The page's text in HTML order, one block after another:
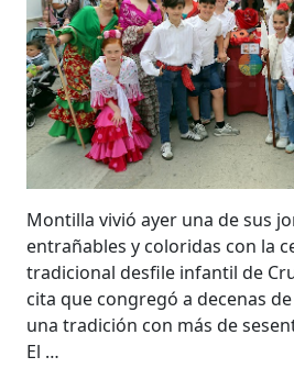
Montilla vivió ayer una de sus
entrañables y coloridas con la
tradicional desfile infantil de
cita que congregó a decenas
una tradición con más de
El …